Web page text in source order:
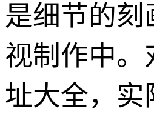
是细节的
视制作中
址大全，实